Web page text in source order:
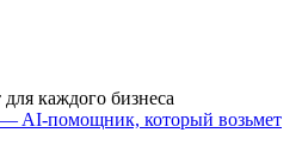
каждого бизнеса
AI-помощник, который возьмет